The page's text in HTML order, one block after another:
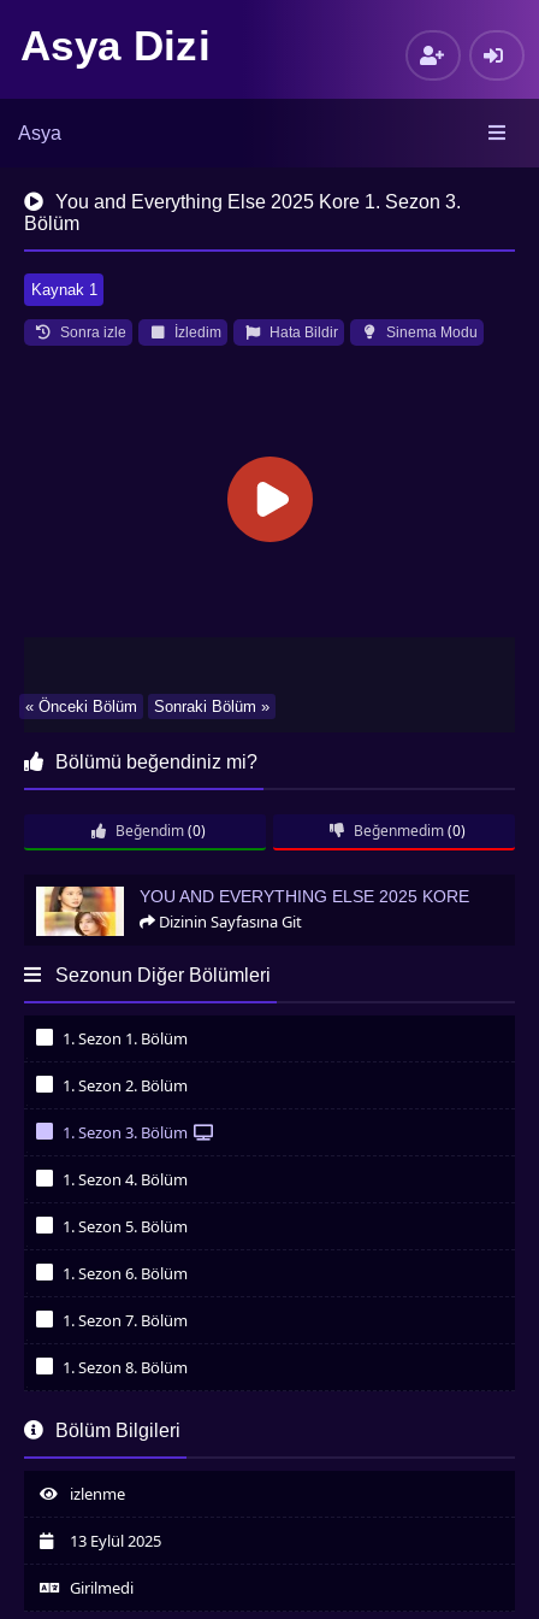
Asya Dizi
Asya
You and Everything Else 2025 Kore 1. Sezon 3.
Bölüm
Kaynak 1
Sonra izle İzledim Hata Bildir Sinema Modu
Sonraki Bölüm »
« Önceki Bölüm
Bölümü beğendiniz mi?
Beğendim (0) Beğenmedim (0)
You and Everything Else 2025 Kore
YOU AND EVERYTHING ELSE 2025 KORE
Dizinin Sayfasına Git
Sezonun Diğer Bölümleri
1. Sezon 1. Bölüm
1. Sezon 2. Bölüm
1. Sezon 3. Bölüm
1. Sezon 4. Bölüm
1. Sezon 5. Bölüm
1. Sezon 6. Bölüm
1. Sezon 7. Bölüm
1. Sezon 8. Bölüm
İzledim
İzledim
1. Sezon 10. Bölüm
İzledim
İzledim
1. Sezon 12. Bölüm
Bölüm Bilgileri
izlenme
13 Eylül 2025
Girilmedi